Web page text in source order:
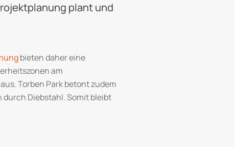
plant und
bieten daher eine
am
Torben Park betont zudem
Diebstahl. Somit bleibt